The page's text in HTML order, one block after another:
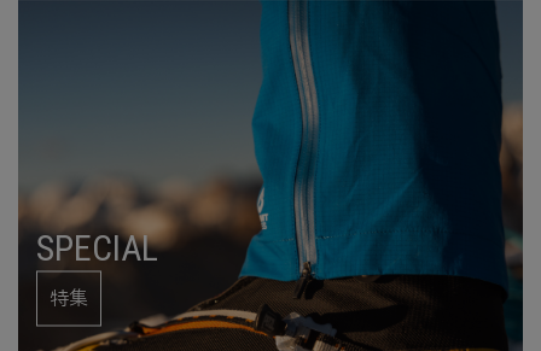
SPECIAL
特集